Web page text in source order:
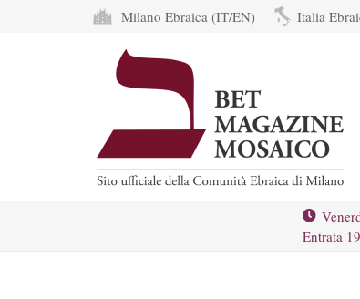
Milano Ebraica (IT/EN) Italia
Entrata